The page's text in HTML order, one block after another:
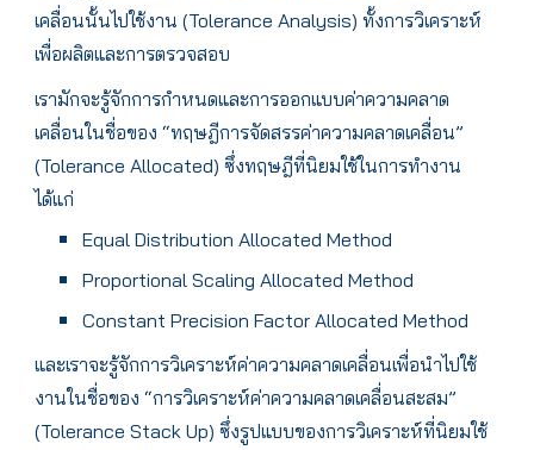
เคลื่อนนั้นไปใช้งาน (Tolerance Analysis) ทั้งการวิเคราะห์
เพื่อผลิตและการตรวจสอบ
เรามักจะรู้จักการกำหนดและการออกแบบค่าความคลาด
เคลื่อนในชื่อของ “ทฤษฎีการจัดสรรค่าความคลาดเคลื่อน”
(Tolerance Allocated) ซึ่งทฤษฎีที่นิยมใช้ในการทำงาน
ได้แก่
Equal Distribution Allocated Method
Proportional Scaling Allocated Method
Constant Precision Factor Allocated Method
และเราจะรู้จักการวิเคราะห์ค่าความคลาดเคลื่อนเพื่อนำไปใช้
งานในชื่อของ “การวิเคราะห์ค่าความคลาดเคลื่อนสะสม”
(Tolerance Stack Up) ซึ่งรูปแบบของการวิเคราะห์ที่นิยมใช้